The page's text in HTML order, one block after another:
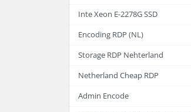
Inte Xeon E-2278G SSD
Encoding RDP (NL)
Storage RDP Nehterland
Netherland Cheap RDP
Admin Encode